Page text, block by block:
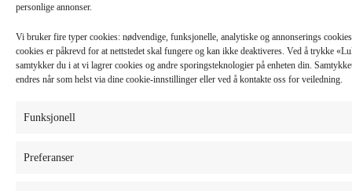
personlige annonser.
Vi bruker fire typer cookies: nødvendige, funksjonelle, analytiske og annonserings
cookies er påkrevd for at nettstedet skal fungere og kan ikke deaktiveres. Ved å trykke
samtykker du i at vi lagrer cookies og andre sporingsteknologier på enheten din.
endres når som helst via dine cookie-innstillinger eller ved å kontakte oss for veiledning.
Funksjonell
Preferanser